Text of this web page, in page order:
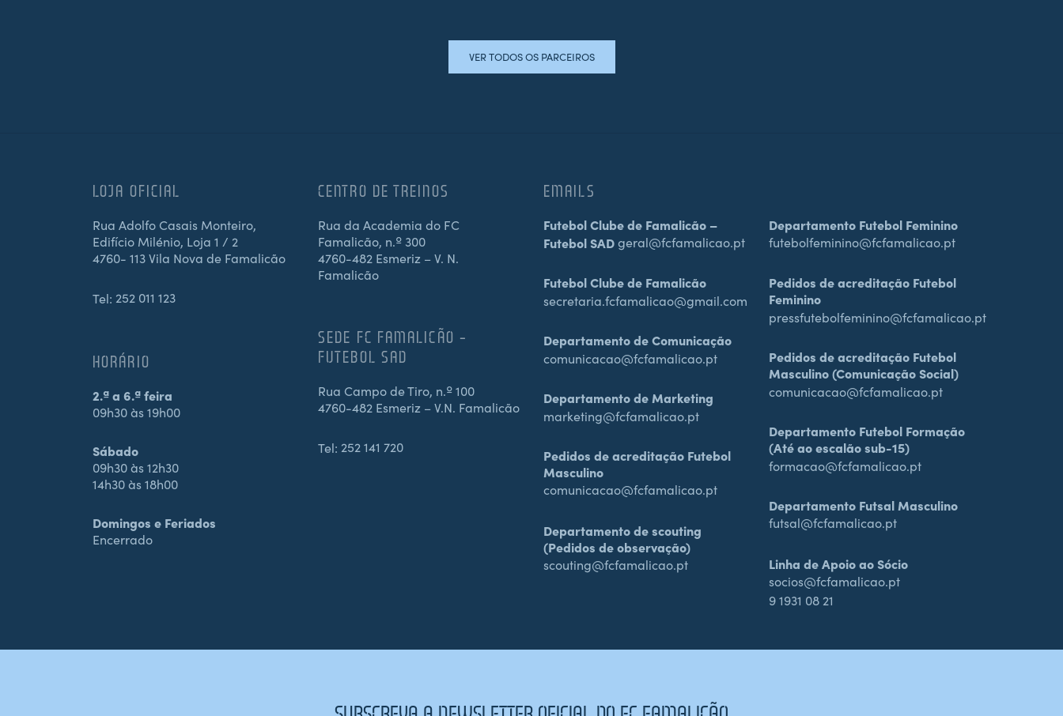
VER TODOS OS PARCEIROS
LOJA OFICIAL
Rua Adolfo Casais Monteiro,
Edifício Milénio, Loja 1 / 2
4760- 113 Vila Nova de Famalicão
Tel: 252 011 123
HORÁRIO
2.ª a 6.ª feira
09h30 às 19h00
Sábado
09h30 às 12h30
14h30 às 18h00
Domingos e Feriados
Encerrado
CENTRO DE TREINOS
Rua da Academia do FC
Famalicão, n.º 300
4760-482 Esmeriz – V. N.
Famalicão
SEDE FC FAMALICÃO –
FUTEBOL SAD
Rua Campo de Tiro, n.º 100
4760-482 Esmeriz – V.N. Famalicão
Tel: 252 141 720
EMAILS
Futebol Clube de Famalicão –
Futebol SADgeral@fcfamalicao.pt
Futebol Clube de Famalicão
secretaria.fcfamalicao@gmail.com
Departamento de Comunicação
comunicacao@fcfamalicao.pt
Departamento de Marketing
marketing@fcfamalicao.pt
Pedidos de acreditação Futebol
Masculino
comunicacao@fcfamalicao.pt
Departamento de scouting
(Pedidos de observação)
scouting@fcfamalicao.pt
Departamento Futebol Feminino
futebolfeminino@fcfamalicao.pt
Pedidos de acreditação Futebol
Feminino
pressfutebolfeminino@fcfamalicao.pt
Pedidos de acreditação Futebol
Masculino (Comunicação Social)
comunicacao@fcfamalicao.pt
Departamento Futebol Formação
(Até ao escalão sub-15)
formacao@fcfamalicao.pt
Departamento Futsal Masculino
futsal@fcfamalicao.pt
Linha de Apoio ao Sócio
socios@fcfamalicao.pt
9 1931 08 21